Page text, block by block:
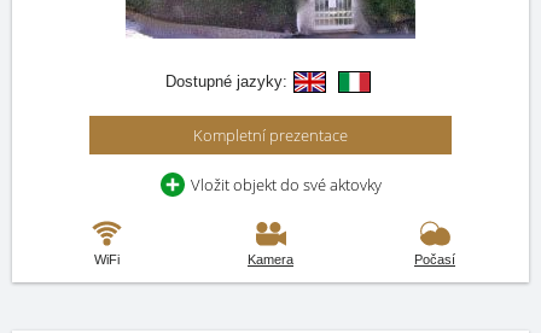
Dostupné jazyky:
Kompletní prezentace
Vložit objekt do své aktovky
WiFi Kamera Počasí